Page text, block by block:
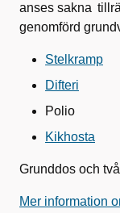
anses sakna
genomförd
Stelkramp
Difteri
Polio
Kikhosta
Grunddos och
Mer information